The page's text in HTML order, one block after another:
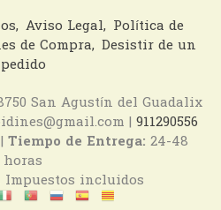
Aviso Legal Política de
de Compra Desistir de un
pedido
San Agustín del Guadalix
| 911290556
Tiempo de Entrega: 24-48
horas
Impuestos incluidos